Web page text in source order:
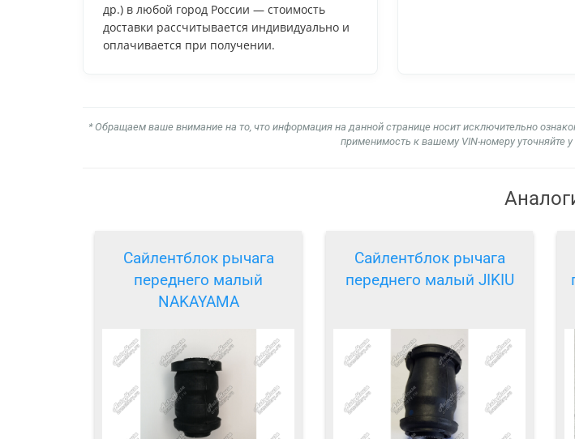
др.) в любой город России — стоимость
доставки рассчитывается индивидуально и
оплачивается при получении.
* Обращаем ваше внимание на то, что информация на данной странице носит исключительно
применимость к вашему VIN-номеру уточняйте
Сайлентблок рычага
переднего малый
NAKAYAMA
Сайлентблок рычага
переднего малый JIKIU